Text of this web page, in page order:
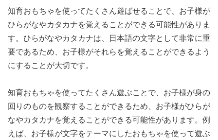
知育おもちゃを使ってたくさん遊ばせることで、お子様が
ひらがなやカタカナを覚えることができる可能性がありま
す。ひらがなやカタカナは、日本語の文字として非常に重
要であるため、お子様がそれらを覚えることができるよう
にすることが大切です。
知育おもちゃを使ってたくさん遊ぶことで、お子様が身の
回りのものを観察することができるため、お子様がひらが
なやカタカナを覚えることができる可能性があります。例
えば、お子様が文字をテーマにしたおもちゃを使って遊ぶ